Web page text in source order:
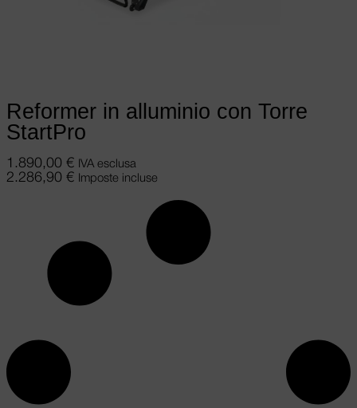
Reformer in alluminio con Torre
StartPro
1.890,00 € IVA esclusa
2.286,90 € Imposte incluse